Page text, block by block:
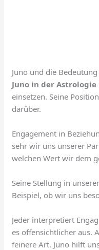
Juno und die
Juno in der Astrologie
einsetzen. Seine
darüber.
Engagement in
sehr wir uns unserer
welchen Wert wir dem
Seine Stellung in
Beispiel, ob wir uns
Jeder interpretiert
es offensichtlicher aus.
feinere Art. Juno hilft